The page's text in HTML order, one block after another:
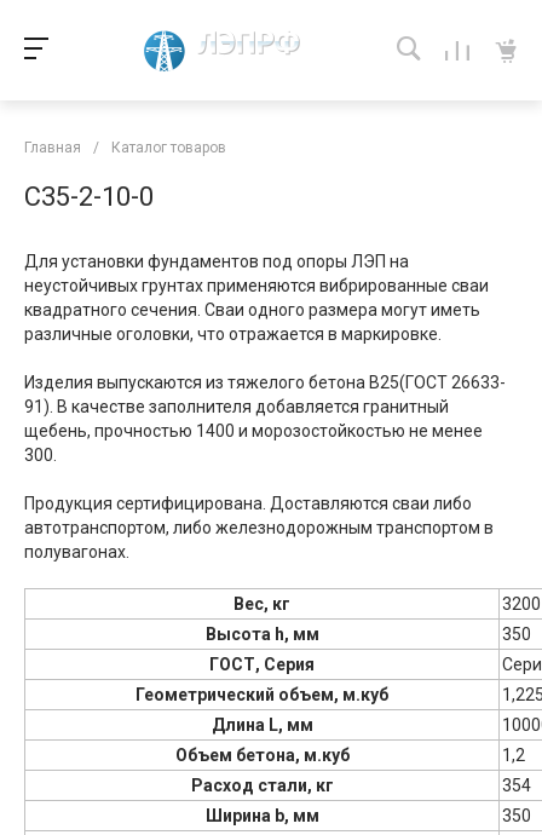
Главная / Каталог товаров
С35-2-10-0
Для установки фундаментов под опоры ЛЭП на
неустойчивых грунтах применяются вибрированные сваи
квадратного сечения. Сваи одного размера могут иметь
различные оголовки, что отражается в маркировке.
Изделия выпускаются из тяжелого бетона В25(ГОСТ 26633-
91). В качестве заполнителя добавляется гранитный
щебень, прочностью 1400 и морозостойкостью не менее
300.
Продукция сертифицирована. Доставляются сваи либо
автотранспортом, либо железнодорожным транспортом в
полувагонах.
Вес, кг
3200
Высота h, мм
350
ГОСТ, Серия
Геометрический объем, м.куб
Длина L, мм
Объем бетона, м.куб
1,2
Расход стали, кг
354
Ширина b, мм
350